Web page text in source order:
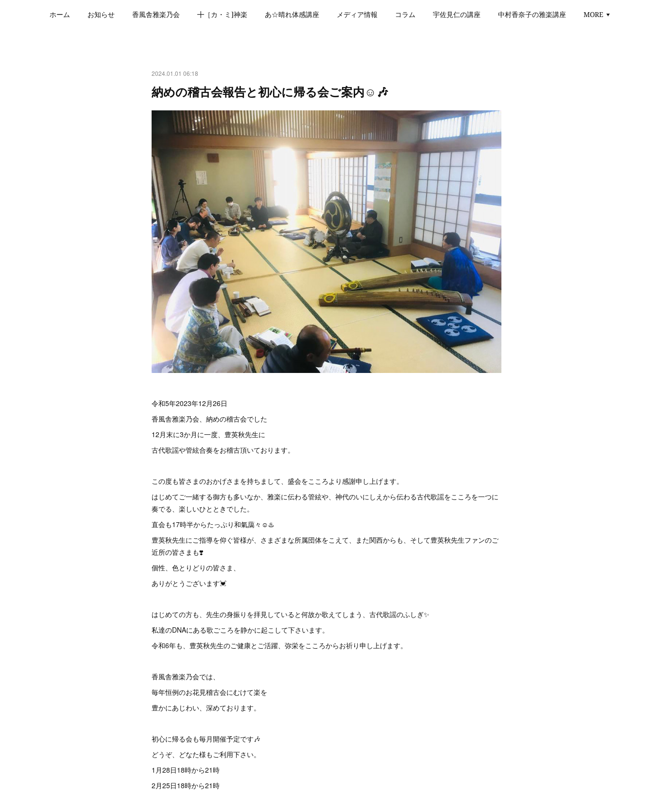
ホーム お知らせ 香風舎雅楽乃会 ╋［カ・ミ]神楽 あ☆晴れ体感講座 メディア情報 コラム 宇佐見仁の講座 中村香奈子の雅楽講座 MORE
2024.01.01 06:18
納めの稽古会報告と初心に帰る会ご案内☺️🎶
令和5年2023年12月26日
香風舎雅楽乃会、納めの稽古会でした
12月末に3か月に一度、豊英秋先生に
古代歌謡や管絃合奏をお稽古頂いております。
この度も皆さまのおかげさまを持ちまして、盛会をこころより感謝申し上げます。
はじめてご一緒する御方も多いなか、雅楽に伝わる管絃や、神代のいにしえから伝わる古代歌謡をこころを一つに
奏でる、楽しいひとときでした。
直会も17時半からたっぷり和氣藹々☺️♨️
豊英秋先生にご指導を仰ぐ皆様が、さまざまな所属団体をこえて、また関西からも、そして豊英秋先生ファンのご
近所の皆さまも❣️
個性、色とりどりの皆さま、
ありがとうございます💓
はじめての方も、先生の身振りを拝見していると何故か歌えてしまう、古代歌謡のふしぎ✨
私達のDNAにある歌ごころを静かに起こして下さいます。
令和6年も、豊英秋先生のご健康とご活躍、弥栄をこころからお祈り申し上げます。
香風舎雅楽乃会では、
毎年恒例のお花見稽古会にむけて楽を
豊かにあじわい、深めております。
初心に帰る会も毎月開催予定です🎶
どうぞ、どなた様もご利用下さい。
1月28日18時から21時
2月25日18時から21時